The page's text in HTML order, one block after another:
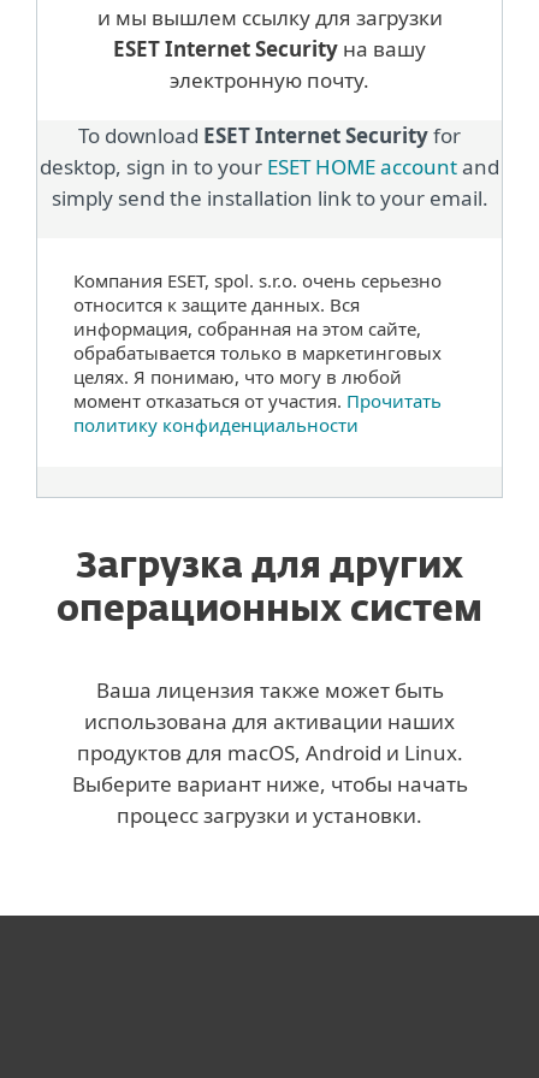
и мы вышлем ссылку для загрузки
ESET Internet Security на вашу
электронную почту.
To download ESET Internet Securityfor
desktop, sign in to your ESET HOME accountand
simply send the installation link to your email.
Компания ESET, spol. s.r.o. очень серьезно
относится к защите данных. Вся
информация, собранная на этом сайте,
обрабатывается только в маркетинговых
целях. Я понимаю, что могу в любой
момент отказаться от участия. Прочитать
политику конфиденциальности
Загрузка для других
операционных систем
Ваша лицензия также может быть
использована для активации наших
продуктов для macOS, Android и Linux.
Выберите вариант ниже, чтобы начать
процесс загрузки и установки.